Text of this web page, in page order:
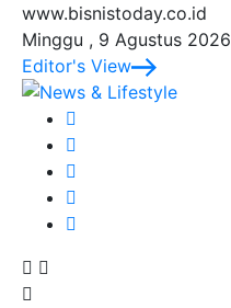
www.bisnistoday.co.id
Minggu , 9 Agustus 2026
Editor's View